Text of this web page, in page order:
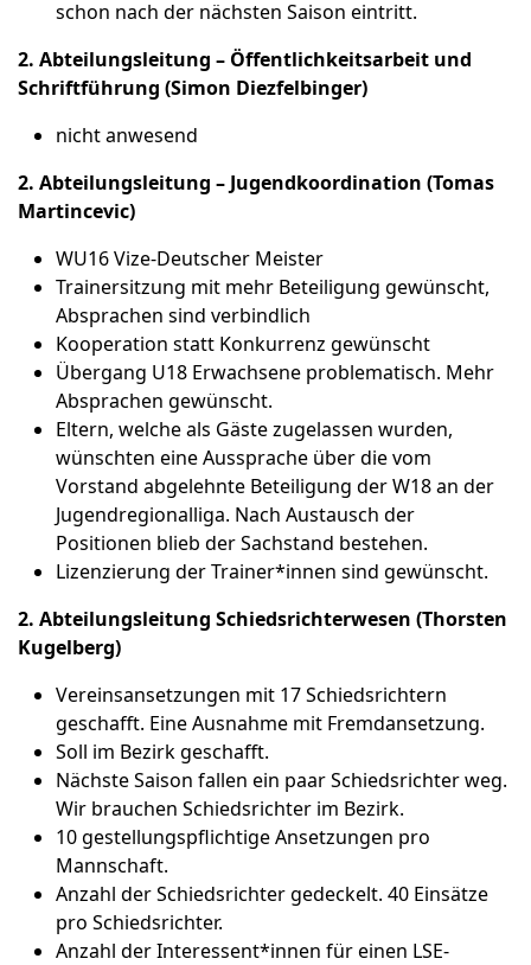
schon nach der nächsten Saison eintritt.
2. Abteilungsleitung – Öffentlichkeitsarbeit und
Schriftführung (Simon Diezfelbinger)
nicht anwesend
2. Abteilungsleitung – Jugendkoordination (Tomas
Martincevic)
WU16 Vize-Deutscher Meister
Trainersitzung mit mehr Beteiligung gewünscht,
Absprachen sind verbindlich
Kooperation statt Konkurrenz gewünscht
Übergang U18 Erwachsene problematisch. Mehr
Absprachen gewünscht.
Eltern, welche als Gäste zugelassen wurden,
wünschten eine Aussprache über die vom
Vorstand abgelehnte Beteiligung der W18 an der
Jugendregionalliga. Nach Austausch der
Positionen blieb der Sachstand bestehen.
Lizenzierung der Trainer*innen sind gewünscht.
2. Abteilungsleitung Schiedsrichterwesen (Thorsten
Kugelberg)
Vereinsansetzungen mit 17 Schiedsrichtern
geschafft. Eine Ausnahme mit Fremdansetzung.
Soll im Bezirk geschafft.
Nächste Saison fallen ein paar Schiedsrichter weg.
Wir brauchen Schiedsrichter im Bezirk.
10 gestellungspflichtige Ansetzungen pro
Mannschaft.
Anzahl der Schiedsrichter gedeckelt. 40 Einsätze
pro Schiedsrichter.
Anzahl der Interessent*innen für einen LSE-